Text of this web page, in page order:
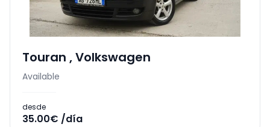
Touran ,Volkswagen
Available
desde
35.00€ /día